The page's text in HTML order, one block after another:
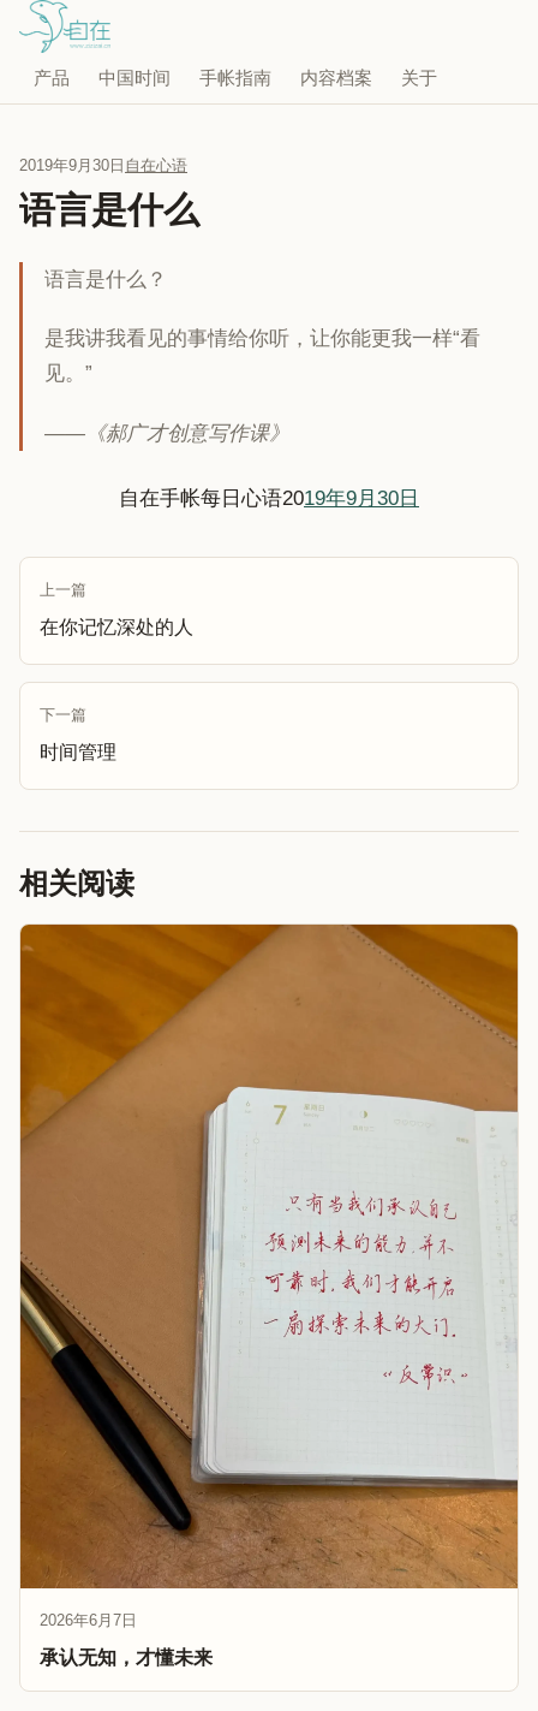
产品 中国时间 手帐指南 内容档案 关于
2019年9月30日 自在心语
语言是什么
语言是什么？
是我讲我看见的事情给你听，让你能更我一样“看
见。”
——《郝广才创意写作课》
自在手帐每日心语2019年9月30日
上一篇
在你记忆深处的人
下一篇
时间管理
相关阅读
2026年6月7日
承认无知，才懂未来